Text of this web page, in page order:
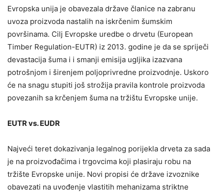
Evropska unija je obavezala države članice na zabranu
uvoza proizvoda nastalih na iskrčenim šumskim
površinama. Cilj Evropske uredbe o drvetu (European
Timber Regulation-EUTR) iz 2013. godine je da se spriječi
devastacija šuma i i smanji emisija ugljika izazvana
potrošnjom i širenjem poljoprivredne proizvodnje. Uskoro
će na snagu stupiti još strožija pravila kontrole proizvoda
povezanih sa krčenjem šuma na tržištu Evropske unije.
EUTR vs. EUDR
Najveći teret dokazivanja legalnog porijekla drveta za sada
je na proizvođačima i trgovcima koji plasiraju robu na
tržište Evropske unije. Novi propisi će države izvoznike
obavezati na uvođenje vlastitih mehanizama striktne